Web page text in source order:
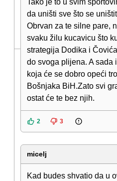
Tako je to u svim
da uništi sve što se
Obrvan za te silne pare,
svaku žilu kucavicu što
strategija Dodika i
do svoga plijena. A sada
koja će se dobro opeći
Bošnjaka BiH.Zato svi
ostat će te bez njih.
2 3
micelj
Kad budes shvatio da u